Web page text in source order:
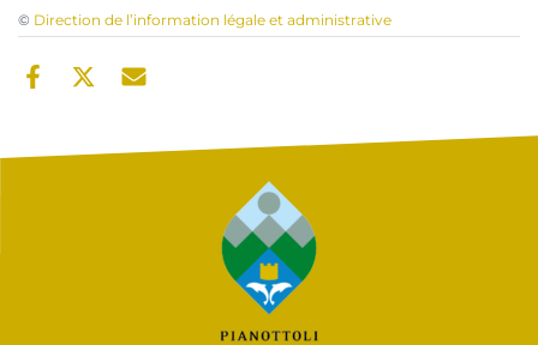
© Direction de l’information légale et administrative